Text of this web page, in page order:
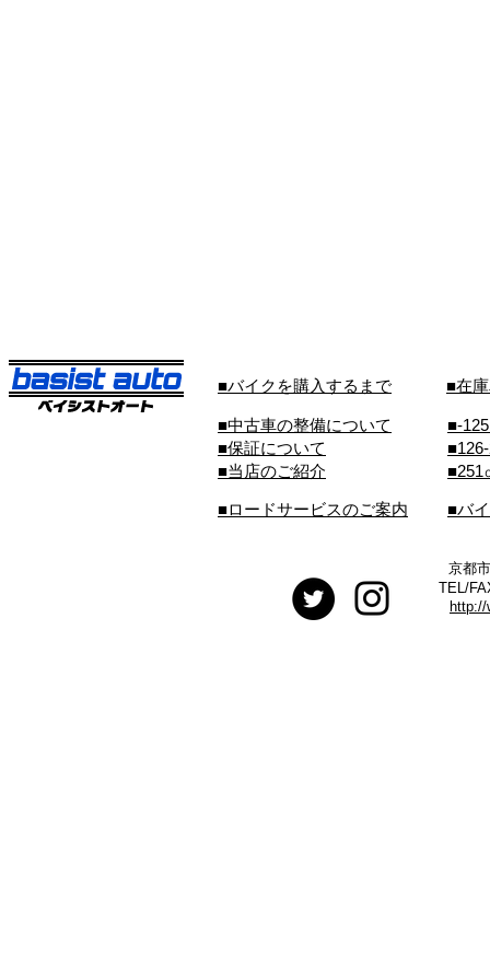
■バイクを購入するまで ■在
■中古車の整備について
■保証について
■当店のご紹介
■-
■251
■ロードサービスのご案内 ■バ
京都
TEL/